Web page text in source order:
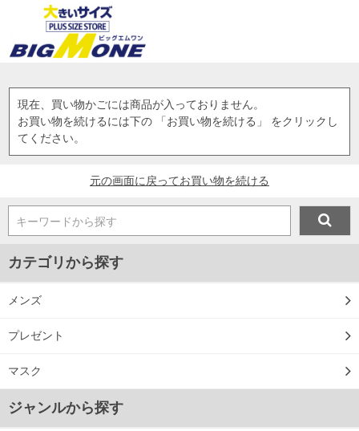
現在、買い物かごには商品が入っておりません。
お買い物を続けるには下の 「お買い物を続ける」 をクリックし
てください。
元の画面に戻ってお買い物を続ける
キーワードから探す
カテゴリから探す
メンズ
プレゼント
マスク
ジャンルから探す